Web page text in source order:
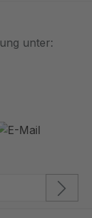
unter: